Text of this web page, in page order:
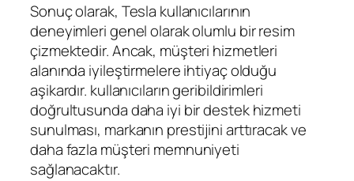
Sonuç olarak, Tesla kullanıcılarının
deneyimleri genel olarak olumlu bir resim
çizmektedir. Ancak, müşteri hizmetleri
alanında iyileştirmelere ihtiyaç olduğu
aşikardır. kullanıcıların geribildirimleri
doğrultusunda daha iyi bir destek hizmeti
sunulması, markanın prestijini arttıracak ve
daha fazla müşteri memnuniyeti
sağlanacaktır.